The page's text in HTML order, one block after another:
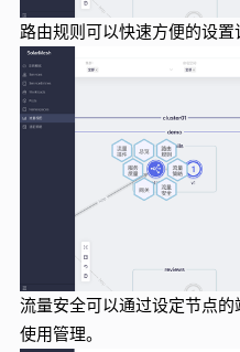
路由规则可以快速方便的设置
流量安全可以通过设定节点
使用管理。